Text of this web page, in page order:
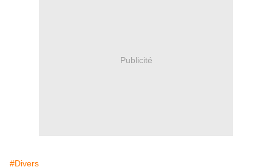
Publicité
#Divers